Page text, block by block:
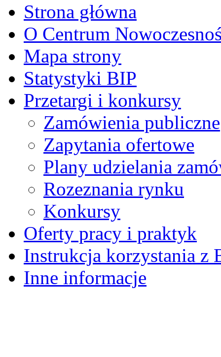
Strona główna
O Centrum
Mapa strony
Statystyki BIP
Przetargi i konkursy
Zamówienia publiczne
Zapytania ofertowe
Plany udzielania
Rozeznania rynku
Konkursy
Oferty pracy i praktyk
Instrukcja korzystania z
Inne informacje